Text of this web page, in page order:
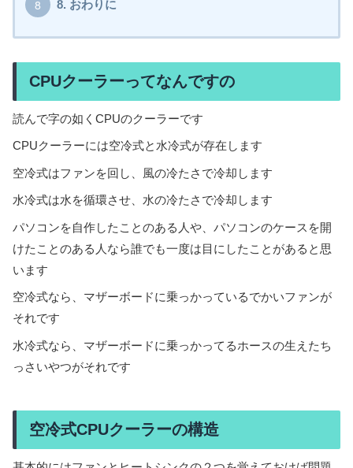
8. おわりに
CPUクーラーってなんですの
読んで字の如くCPUのクーラーです
CPUクーラーには空冷式と水冷式が存在します
空冷式はファンを回し、風の冷たさで冷却します
水冷式は水を循環させ、水の冷たさで冷却します
パソコンを自作したことのある人や、パソコンのケースを開
けたことのある人なら誰でも一度は目にしたことがあると思
います
空冷式なら、マザーボードに乗っかっているでかいファンが
それです
水冷式なら、マザーボードに乗っかってるホースの生えたち
っさいやつがそれです
空冷式CPUクーラーの構造